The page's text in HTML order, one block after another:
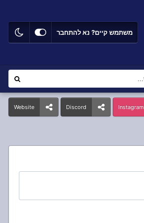
משתמש קיים? נא להתחבר
Instagram
Discord
Website